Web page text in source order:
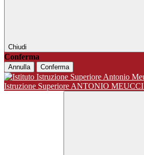
Chiudi
Conferma
Annulla Conferma
Istruzione Superiore ANTONIO MEUCCI